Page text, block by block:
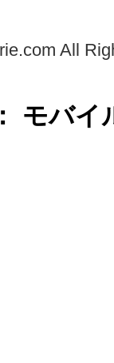
All
モバ